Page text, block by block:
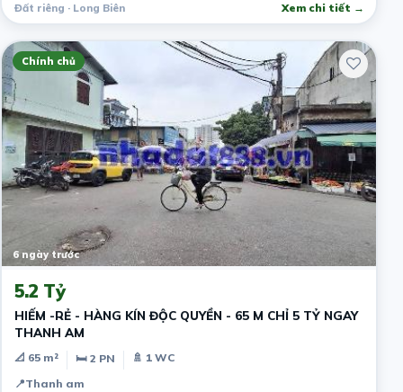
Đất riêng · Long Biên Xem chi tiết →
Chính chủ
6 ngày trước
5.2 Tỷ
HIẾM -RẺ - HÀNG KÍN ĐỘC QUYỀN - 65 M CHỈ 5 TỶ NGAY
THANH AM
📐 65 m² 🛏 2 PN
🚿 1 WC
📍Thanh am